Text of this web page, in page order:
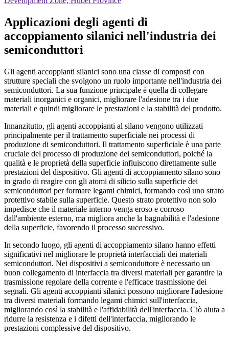
Applicazioni degli agenti di
accoppiamento silanici nell'industria dei
semiconduttori
Gli agenti accoppianti silanici sono una classe di composti con
strutture speciali che svolgono un ruolo importante nell'industria dei
semiconduttori. La sua funzione principale è quella di collegare
materiali inorganici e organici, migliorare l'adesione tra i due
materiali e quindi migliorare le prestazioni e la stabilità del prodotto.
Innanzitutto, gli agenti accoppianti al silano vengono utilizzati
principalmente per il trattamento superficiale nei processi di
produzione di semiconduttori. Il trattamento superficiale è una parte
cruciale del processo di produzione dei semiconduttori, poiché la
qualità e le proprietà della superficie influiscono direttamente sulle
prestazioni del dispositivo. Gli agenti di accoppiamento silano sono
in grado di reagire con gli atomi di silicio sulla superficie dei
semiconduttori per formare legami chimici, formando così uno strato
protettivo stabile sulla superficie. Questo strato protettivo non solo
impedisce che il materiale interno venga eroso e corroso
dall'ambiente esterno, ma migliora anche la bagnabilità e l'adesione
della superficie, favorendo il processo successivo.
In secondo luogo, gli agenti di accoppiamento silano hanno effetti
significativi nel migliorare le proprietà interfacciali dei materiali
semiconduttori. Nei dispositivi a semiconduttore è necessario un
buon collegamento di interfaccia tra diversi materiali per garantire la
trasmissione regolare della corrente e l'efficace trasmissione dei
segnali. Gli agenti accoppianti silanici possono migliorare l'adesione
tra diversi materiali formando legami chimici sull'interfaccia,
migliorando così la stabilità e l'affidabilità dell'interfaccia. Ciò aiuta a
ridurre la resistenza e i difetti dell'interfaccia, migliorando le
prestazioni complessive del dispositivo.